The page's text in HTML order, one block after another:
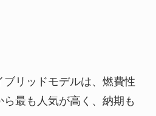
リッドモデルは、燃費性
最も人気が高く、納期も